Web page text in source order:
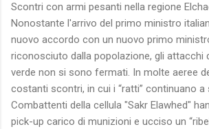
Scontri con armi pesanti nella regione
Nonostante l'arrivo del primo ministro
nuovo accordo con un nuovo primo
riconosciuto dalla popolazione, gli attacchi
verde non si sono fermati. In molte aeree
costanti scontri, in cui i “ratti” continuano a
Combattenti della cellula "Sakr Elawhed"
pick-up carico di munizioni e ucciso un